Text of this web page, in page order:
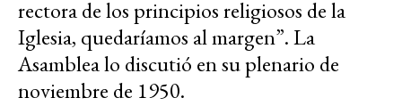
rectora de los principios religiosos de la
Iglesia, quedaríamos al margen”. La
Asamblea lo discutió en su plenario de
noviembre de 1950.